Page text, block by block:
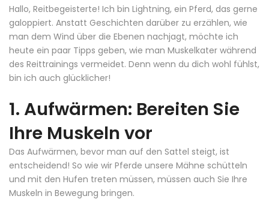
Hallo, Reitbegeisterte! Ich bin Lightning, ein Pferd, das gerne
galoppiert. Anstatt Geschichten darüber zu erzählen, wie
man dem Wind über die Ebenen nachjagt, möchte ich
heute ein paar Tipps geben, wie man Muskelkater während
des Reittrainings vermeidet. Denn wenn du dich wohl fühlst,
bin ich auch glücklicher!
1. Aufwärmen: Bereiten Sie
Ihre Muskeln vor
Das Aufwärmen, bevor man auf den Sattel steigt, ist
entscheidend! So wie wir Pferde unsere Mähne schütteln
und mit den Hufen treten müssen, müssen auch Sie Ihre
Muskeln in Bewegung bringen.